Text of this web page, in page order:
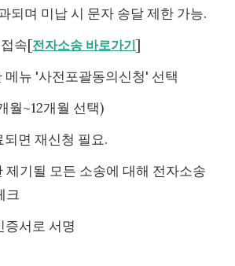
되며 미납 시 문자 송달 제한 가능.
속[전자소송 바로가기]
메뉴 '사전포괄동의신청' 선택
월~12개월 선택)
면 재신청 필요.
제기될 모든 소송에 대해 전자소송
크
증서로 서명